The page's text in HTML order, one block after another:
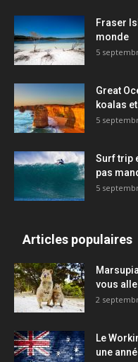
Fraser
monde
5
Great
koalas
5
Surf trip
pas
5
Articles populaires
vous
2
Le
une